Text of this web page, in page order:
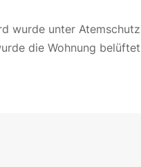
wurde unter
die Wohnung